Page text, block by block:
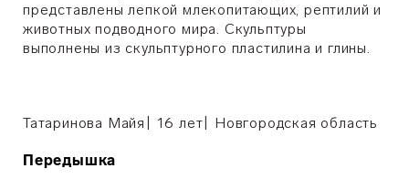
представлены лепкой млекопитающих, рептилий и
животных подводного мира. Скульптуры
выполнены из скульптурного пластилина и глины.
Татаринова Майя| 16 лет Новгородская область
Передышка